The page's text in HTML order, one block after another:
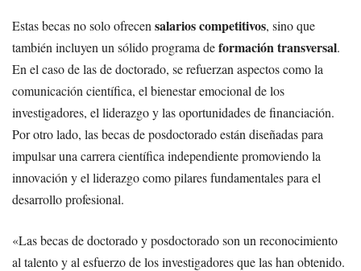
Estas becas no solo ofrecen salarios competitivos, sino que
también incluyen un sólido programa deformación transversal.
En el caso de las de doctorado, se refuerzan aspectos como la
comunicación científica, el bienestar emocional de los
investigadores, el liderazgo y las oportunidades de financiación.
Por otro lado, las becas de posdoctorado están diseñadas para
impulsar una carrera científica independiente promoviendo la
innovación y el liderazgo como pilares fundamentales para el
desarrollo profesional.
«Las becas de doctorado y posdoctorado son un reconocimiento
al talento y al esfuerzo de los investigadores que las han obtenido.